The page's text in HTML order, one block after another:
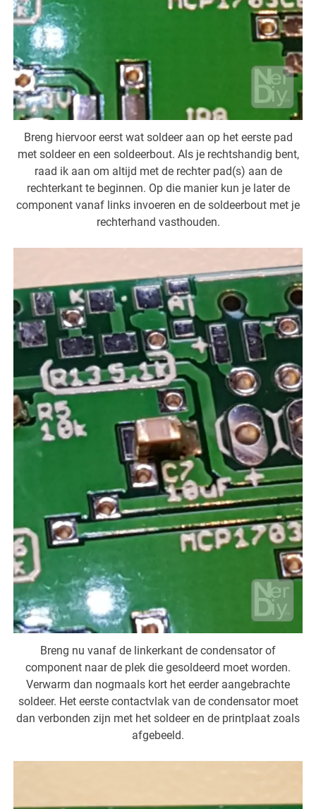
Breng hiervoor eerst wat soldeer aan op het eerste pad
met soldeer en een soldeerbout. Als je rechtshandig bent,
raad ik aan om altijd met de rechter pad(s) aan de
rechterkant te beginnen. Op die manier kun je later de
component vanaf links invoeren en de soldeerbout met je
rechterhand vasthouden.
Breng nu vanaf de linkerkant de condensator of
component naar de plek die gesoldeerd moet worden.
Verwarm dan nogmaals kort het eerder aangebrachte
soldeer. Het eerste contactvlak van de condensator moet
dan verbonden zijn met het soldeer en de printplaat zoals
afgebeeld.